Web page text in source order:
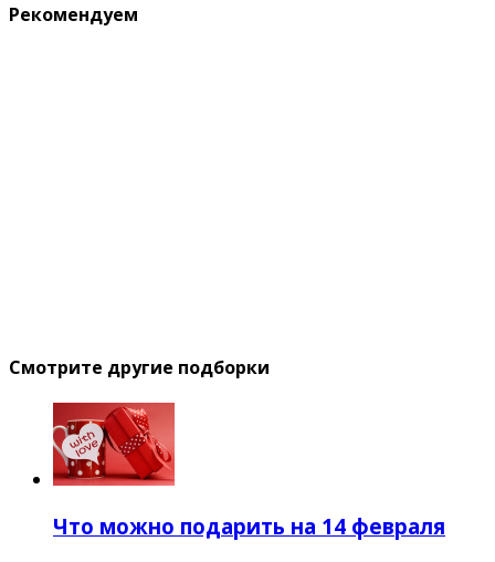
Рекомендуем
Смотрите другие подборки
Что можно подарить на 14 февраля